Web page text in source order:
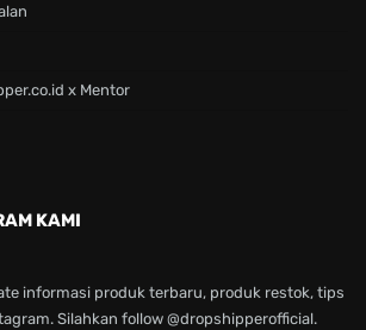
x Mentor
KAMI
informasi produk terbaru, produk restok, tips
Silahkan follow @dropshipperofficial.